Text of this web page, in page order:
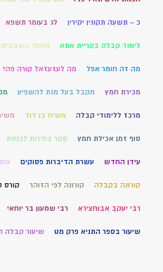
כ – תשעה תקונין יקירין לג בעומר תשפא
לימוד קבלה בקריית אתא מאמר השבטים
מה זה חומר אפל מה לעזעזאל קורה פה?
מכירת חמץ מקבל בעל מנת להשפיע
מרכז ללימודי קבלה משיח בן דוד
סוף זמן אכילת חמץ סקר בחירות לכנסת
עידן החדש עשרת הדיברות פסוקים
קורונה בקבלה קורונה לפי הזוהר קורס
רבי יעקב אבוחצירא רבי שמעון בר יוחאי
שיעור בספר התניא פרק מט שיעור קבלה